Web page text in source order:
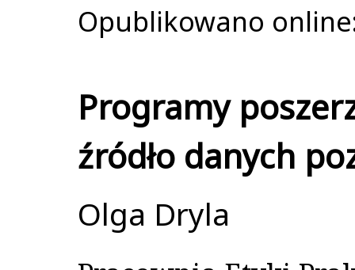
Opublikowano
Programy
źródło danych
Olga Dryla